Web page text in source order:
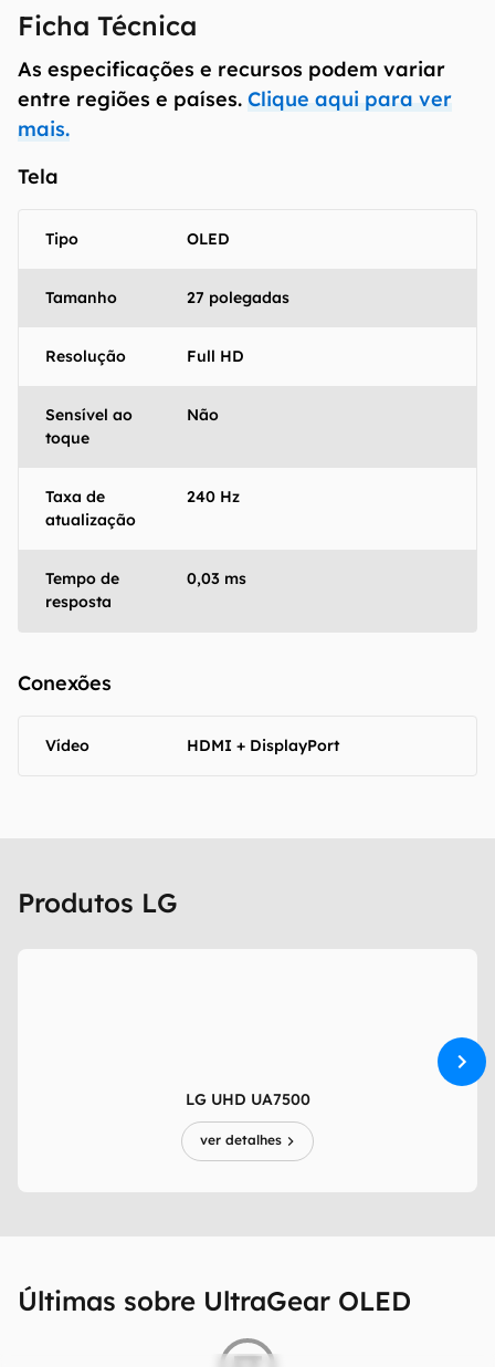
Ficha Técnica
As especificações e recursos podem variar
entre regiões e países. Clique aqui para ver
mais.
Tela
Tipo OLED
Tamanho 27 polegadas
Resolução Full HD
Sensível ao
toque
Não
Taxa de
atualização
240 Hz
Tempo de
resposta
0,03 ms
Conexões
Vídeo HDMI + DisplayPort
os resultados obtidos com o uso dessas
informações. As informações são fornecidas
"como estão", sem qualquer garantia de
precisão, detalhes, variações ou em relação
aos resultados obtidos com o uso dessas
Produtos LG
LG UHD UA7500
ver detalhes
Últimas sobre UltraGear OLED